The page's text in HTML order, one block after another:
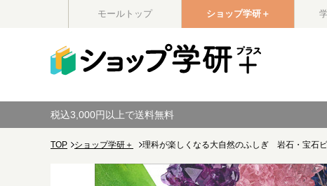
モールトップ ショップ学研＋
税込3,000円以上で送料無料
TOP ショップ学研＋ 理科が楽しくなる大自然のふしぎ 岩石・宝石